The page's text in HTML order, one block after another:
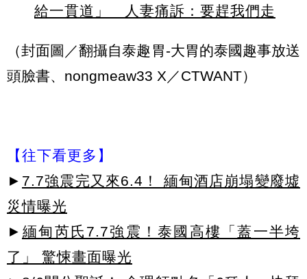
給一貫道」 人妻痛訴：要趕我們走
（封面圖／翻攝自泰趣胃-大胃的泰國趣事放送
頭臉書、nongmeaw33 X／CTWANT）
【往下看更多】
► 7.7強震完又來6.4！ 緬甸酒店崩塌變廢墟
災情曝光
► 緬甸芮氏7.7強震！泰國高樓「蓋一半垮
了」 驚悚畫面曝光